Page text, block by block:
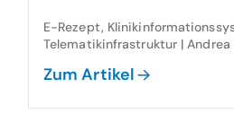
E-Rezept,
Telematikinfrastruktur | Andrea
Zum Artikel